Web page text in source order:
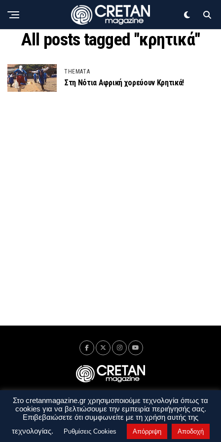
All posts tagged "κρητικά"
THEMATA
Στη Νότια Αφρική χορεύουν Κρητικά!
Ταυτότητα Πολιτική Απορρήτου
Όροι Χρήσης
Όροι και Προϋποθέσεις
Στο cretanmagazine.gr χρησιμοποιούμε τεχνολογία όπως τα
cookies για να βελτιώσουμε την εμπειρία περιήγησής σας.
Επιβεβαιώσετε ότι συμφωνείτε με τη χρήση αυτής της
τεχνολογίας.
Ρυθμίσεις Cookies Απόρριψη Αποδοχή